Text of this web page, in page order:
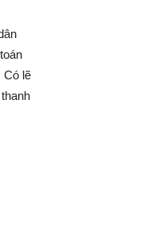
Có lẽ